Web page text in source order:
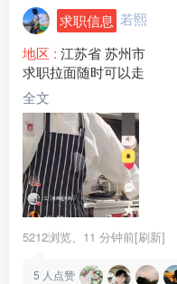
求职信息 若熙
地区 : 江苏省 苏州市
求职拉面随时可以走
全文
5212浏览、 11 分钟前[刷新]
5 人点赞